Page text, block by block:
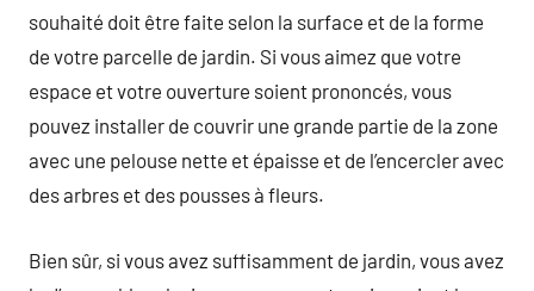
souhaité doit être faite selon la surface et de la forme
de votre parcelle de jardin. Si vous aimez que votre
espace et votre ouverture soient prononcés, vous
pouvez installer de couvrir une grande partie de la zone
avec une pelouse nette et épaisse et de l’encercler avec
des arbres et des pousses à fleurs.
Bien sûr, si vous avez suffisamment de jardin, vous avez